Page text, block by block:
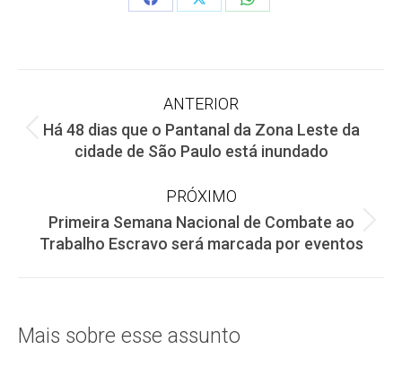
Share
Share
Share
Navegação
de
ANTERIOR
Post
anterior:
Há 48 dias que o Pantanal da Zona Leste da
cidade de São Paulo está inundado
PRÓXIMO
Próximo
post:
Primeira Semana Nacional de Combate ao
Trabalho Escravo será marcada por eventos
Mais sobre esse assunto